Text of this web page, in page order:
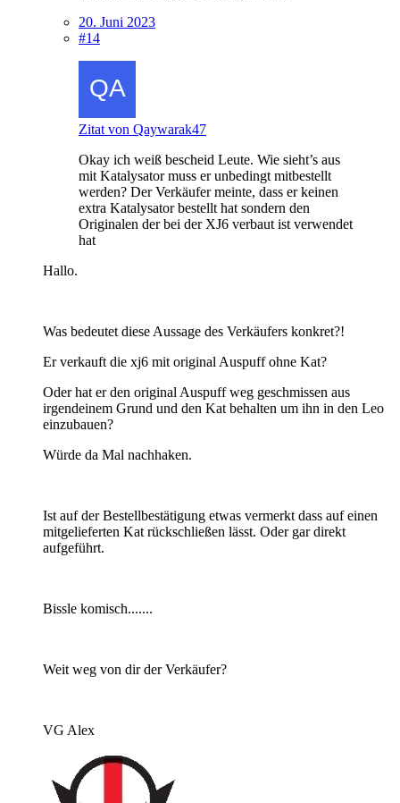
20. Juni 2023
#14
Zitat von Qaywarak47
Okay ich weiß bescheid Leute. Wie sieht’s aus
mit Katalysator muss er unbedingt mitbestellt
werden? Der Verkäufer meinte, dass er keinen
extra Katalysator bestellt hat sondern den
Originalen der bei der XJ6 verbaut ist verwendet
hat
Hallo.
Was bedeutet diese Aussage des Verkäufers konkret?!
Er verkauft die xj6 mit original Auspuff ohne Kat?
Oder hat er den original Auspuff weg geschmissen aus
irgendeinem Grund und den Kat behalten um ihn in den Leo
einzubauen?
Würde da Mal nachhaken.
Ist auf der Bestellbestätigung etwas vermerkt dass auf einen
mitgelieferten Kat rückschließen lässt. Oder gar direkt
aufgeführt.
Bissle komisch.......
Weit weg von dir der Verkäufer?
VG Alex